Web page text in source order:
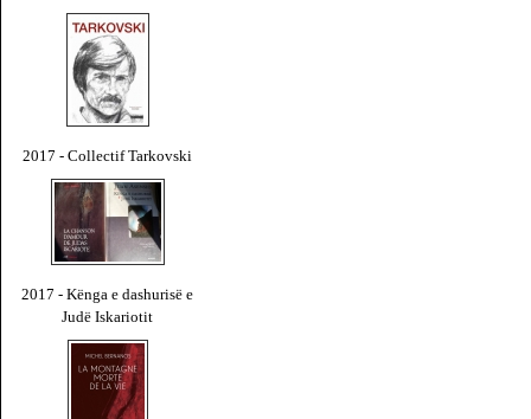
2017 - Collectif Tarkovski
2017 - Kënga e dashurisë e
Judë Iskariotit